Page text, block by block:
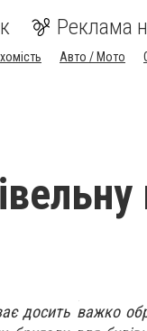
Реклама
Авто / Мото
досить важко